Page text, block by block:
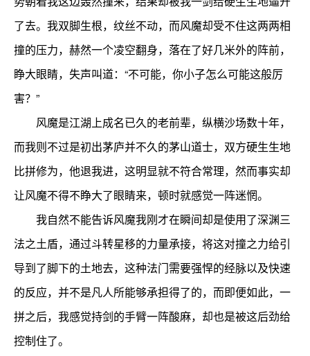
了去。我双脚生根，纹丝不动，而风魔却受不住这两两相
撞的压力，赫然一个凌空翻身，落在了好几米外的阵前，
睁大眼睛，失声叫道：“不可能，你小子怎么可能这般厉
害？”
风魔是江湖上成名已久的老前辈，纵横沙场数十年，
而我则不过是初出茅庐并不久的茅山道士，双方硬生生地
比拼修为，他退我进，这明显就不符合常理，然而事实却
让风魔不得不睁大了眼睛来，顿时就感觉一阵迷惘。
我自然不能告诉风魔我刚才在瞬间却是使用了深渊三
法之土盾，通过斗转星移的力量承接，将这对撞之力给引
导到了脚下的土地去，这种法门需要强悍的经脉以及快速
的反应，并不是凡人所能够承担得了的，而即便如此，一
拼之后，我感觉持剑的手臂一阵酸麻，却也是被这后劲给
控制住了。